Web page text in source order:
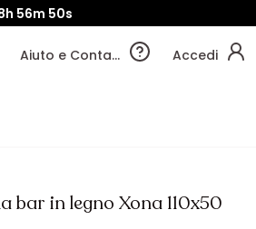
56m 48s
Aiuto e Contatti Accedi
bar in legno Xona 110x50